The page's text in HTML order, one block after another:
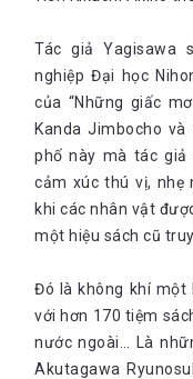
Tác giả Yagisawa
nghiệp Đại học
của “Những giấc
Kanda Jimbocho
phố này mà tác giả
cảm xúc thú vị, nhẹ
khi các nhân vật
một hiệu sách cũ
Đó là không khí một
với hơn 170 tiệm
nước ngoài… Là
Akutagawa